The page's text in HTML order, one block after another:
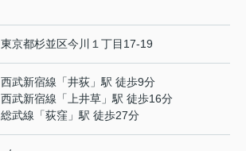
東京都杉並区今川 １丁目17-19
西武新宿線 「井荻 」駅 徒歩9分
西武新宿線 「 上井草 」駅 徒歩16分
総武線 「荻窪 」駅 徒歩27分